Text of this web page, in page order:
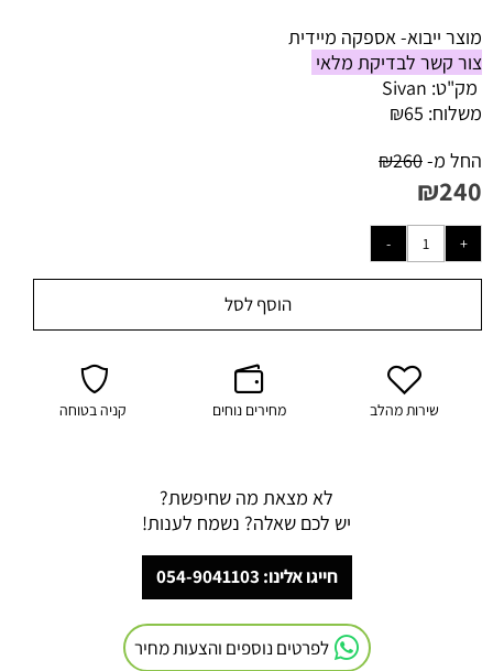
מוצר ייבוא- אספקה מיידית
צור קשר לבדיקת מלאי
מק"ט: Sivan
משלוח:
₪65
החל מ-
₪260
₪240
הוסף לסל
שירות מהלב מחירים נוחים קניה בטוחה
לא מצאת מה שחיפשת?
יש לכם שאלה? נשמח לענות!
חייגו אלינו: 054-9041103
לפרטים נוספים והצעות מחיר